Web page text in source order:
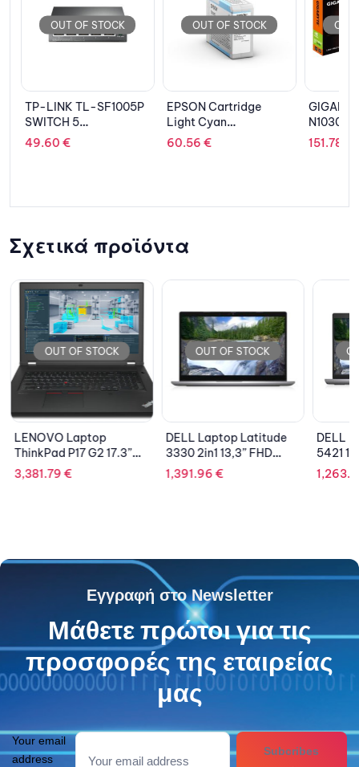
OUT OF STOCK
TP-LINK TL-SF1005P
SWITCH 5
X10/100Mbps, 4 POE
49.60 €
OUT OF STOCK
EPSON Cartridge
Light Cyan
C13T850500
60.56 €
OUT
2048MB,
151.78
Σχετικά προϊόντα
OUT OF STOCK
LENOVO Laptop
ThinkPad P17 G2 17.3”
FHD IPS/i7-
11800H/16GB/512GB
3,381.79€
OUT OF STOCK
DELL Laptop Latitude
3330 2in1 13,3” FHD
Touch/i5-
1155G7/8GB/256GB
1,391.96€
DELL
5421
SSD/
Εγγραφή στο Newsletter
Μάθετε πρώτοι για τις
προσφορές της εταιρείας
μας
Your email
address
Subcribes